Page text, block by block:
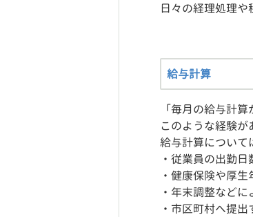
日々の経理処理や
給与計算
「毎月の給与計算
このような経験が
給与計算について
・従業員の出勤
・健康保険や厚
・年末調整など
・市区町村へ提